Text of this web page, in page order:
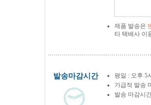
제품 발송은
타 택배사 이
발송마감시간
평일 : 오후 5
가급적 발송
발송 마감시